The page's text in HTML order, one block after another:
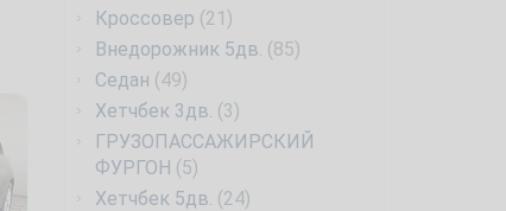
Кроссовер (21)
Внедорожник 5дв. (85)
Седан (49)
Хетчбек 3дв. (3)
ГРУЗОПАССАЖИРСКИЙ
ФУРГОН (5)
Хетчбек 5дв. (24)